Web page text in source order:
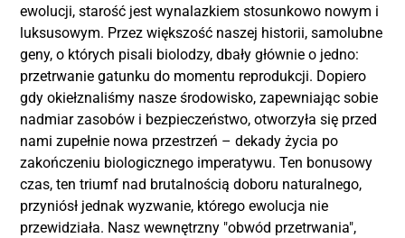
ewolucji, starość jest wynalazkiem stosunkowo nowym i
luksusowym. Przez większość naszej historii, samolubne
geny, o których pisali biolodzy, dbały głównie o jedno:
przetrwanie gatunku do momentu reprodukcji. Dopiero
gdy okiełznaliśmy nasze środowisko, zapewniając sobie
nadmiar zasobów i bezpieczeństwo, otworzyła się przed
nami zupełnie nowa przestrzeń – dekady życia po
zakończeniu biologicznego imperatywu. Ten bonusowy
czas, ten triumf nad brutalnością doboru naturalnego,
przyniósł jednak wyzwanie, którego ewolucja nie
przewidziała. Nasz wewnętrzny "obwód przetrwania",